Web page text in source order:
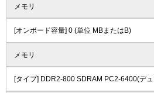
メモリ
[オンボード容量] 0 (単位 MBまたはB)
メモリ
[タイプ] DDR2-800 SDRAM PC2-6400(デ